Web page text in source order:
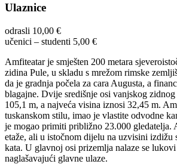
Ulaznice
odrasli 10,00 €
učenici – studenti 5,00 €
Amfiteatar je smješten 200 metara
zidina Pule, u skladu s mrežom rimske
da je gradnja počela za cara Augusta, a
blagajne. Dvije središnje osi vanjskog
105,1 m, a najveća visina iznosi 32,45 m.
tuskanskom stilu, imao je vlastite odvodne
je mogao primiti približno 23.000 gledatelja.
etaže, ali u istočnom dijelu na uzvisini izdižu
kata. U glavnoj osi prizemlja nalaze se
naglašavajući glavne ulaze.